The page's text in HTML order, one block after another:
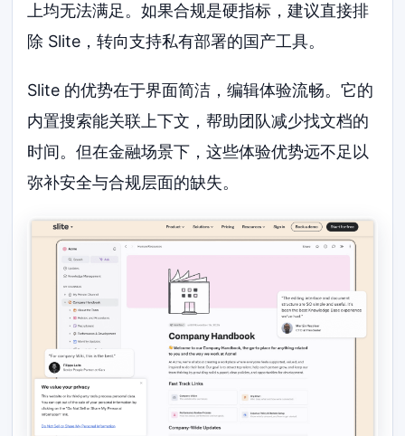
上均无法满足。如果合规是硬指标，建议直接排
除 Slite，转向支持私有部署的国产工具。
Slite 的优势在于界面简洁，编辑体验流畅。它的
内置搜索能关联上下文，帮助团队减少找文档的
时间。但在金融场景下，这些体验优势远不足以
弥补安全与合规层面的缺失。